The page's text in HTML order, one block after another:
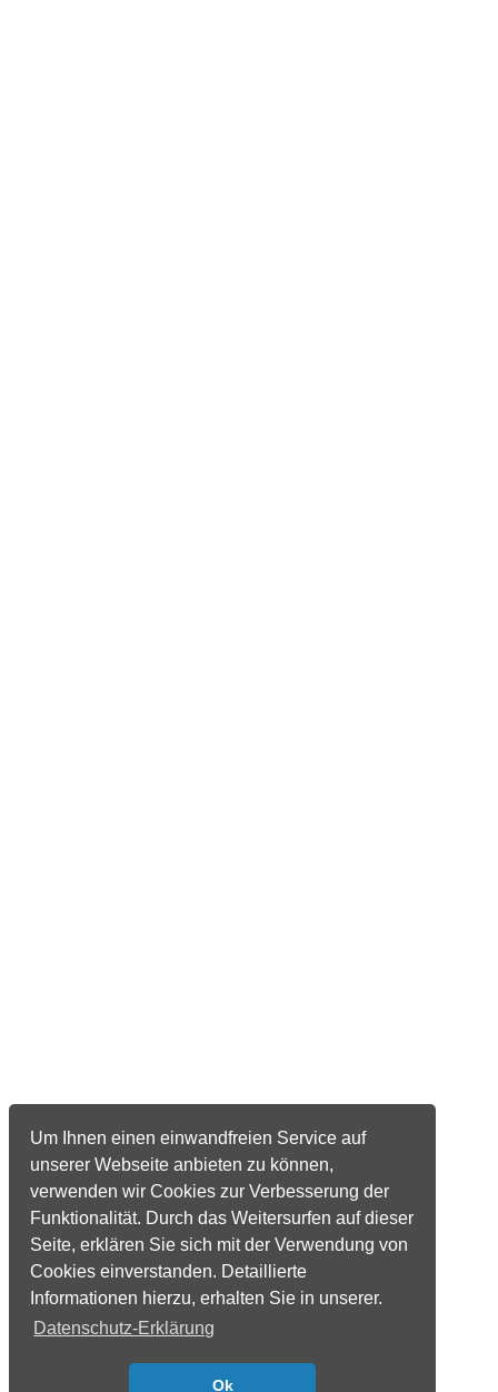
Um Ihnen einen einwandfreien Service auf
unserer Webseite anbieten zu können,
verwenden wir Cookies zur Verbesserung der
Funktionalität. Durch das Weitersurfen auf dieser
Seite, erklären Sie sich mit der Verwendung von
Cookies einverstanden. Detaillierte
Informationen hierzu, erhalten Sie in unserer.
Datenschutz-Erklärung
Ok